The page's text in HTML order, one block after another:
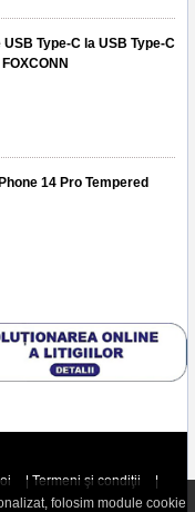
Type-C la USB Type-C
14 Pro Tempered
| Termeni şi condiţii
|
folosim module cookie